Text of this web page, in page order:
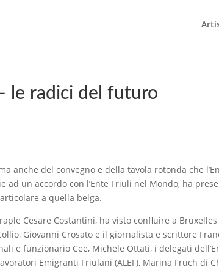
le radici del futuro
anche del convegno e della tavola rotonda che
ad un accordo con l’Ente Friuli nel Mondo, ha
a quella belga.
Cesare Costantini, ha visto confluire a
Giovanni Crosato e il giornalista e scrittore
e funzionario Cee, Michele Ottati, i delegati
Emigranti Friulani (ALEF), Marina Fruch di